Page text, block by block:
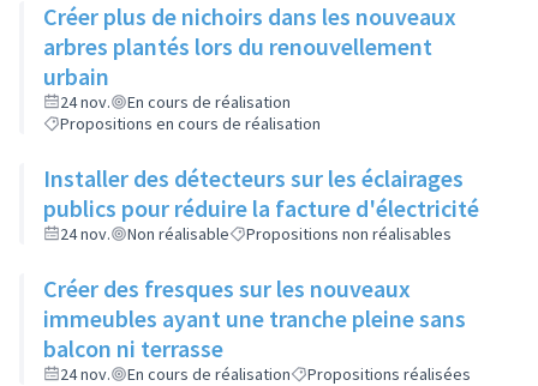
Créer plus de nichoirs dans les nouveaux
arbres plantés lors du renouvellement
urbain
24 nov.
En cours de réalisation
Propositions en cours de réalisation
Installer des détecteurs sur les éclairages
publics pour réduire la facture d'électricité
24 nov. Non réalisable Propositions non réalisables
Créer des fresques sur les nouveaux
immeubles ayant une tranche pleine sans
balcon ni terrasse
24 nov. En cours de réalisation Propositions réalisées